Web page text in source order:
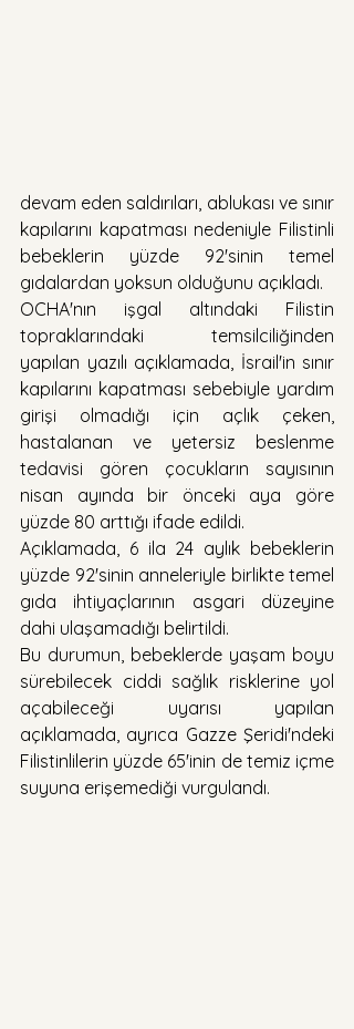
devam eden saldırıları, ablukası ve sınır
kapılarını kapatması nedeniyle Filistinli
bebeklerin yüzde 92'sinin temel
gıdalardan yoksun olduğunu açıkladı.
OCHA'nın işgal altındaki Filistin
topraklarındaki temsilciliğinden
yapılan yazılı açıklamada, İsrail'in sınır
kapılarını kapatması sebebiyle yardım
girişi olmadığı için açlık çeken,
hastalanan ve yetersiz beslenme
tedavisi gören çocukların sayısının
nisan ayında bir önceki aya göre
yüzde 80 arttığı ifade edildi.
Açıklamada, 6 ila 24 aylık bebeklerin
yüzde 92'sinin anneleriyle birlikte temel
gıda ihtiyaçlarının asgari düzeyine
dahi ulaşamadığı belirtildi.
Bu durumun, bebeklerde yaşam boyu
sürebilecek ciddi sağlık risklerine yol
açabileceği uyarısı yapılan
açıklamada, ayrıca Gazze Şeridi'ndeki
Filistinlilerin yüzde 65'inin de temiz içme
suyuna erişemediği vurgulandı.